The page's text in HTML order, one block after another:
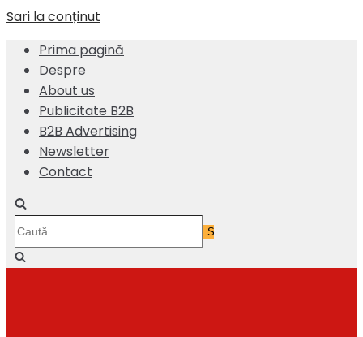
Sari la conținut
Prima pagină
Despre
About us
Publicitate B2B
B2B Advertising
Newsletter
Contact
Caută...